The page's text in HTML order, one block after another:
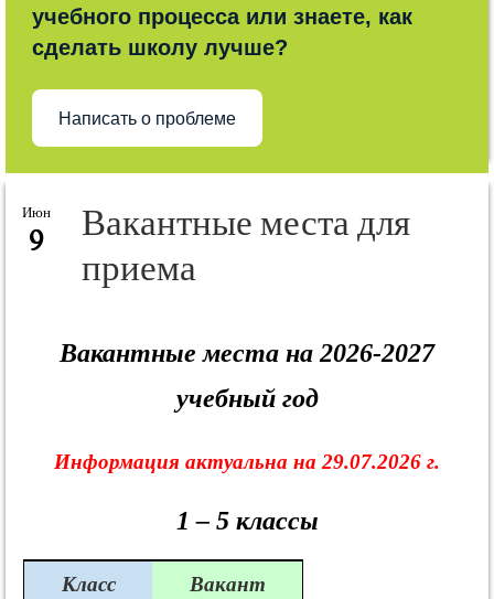
учебного процесса или знаете, как
сделать школу лучше?
Написать о проблеме
Вакантные места для
приема
Июн
9
Вакантные места на 2026-2027
учебный год
Информация актуальна на 29.07.2026 г.
1 – 5 классы
Класс Вакант